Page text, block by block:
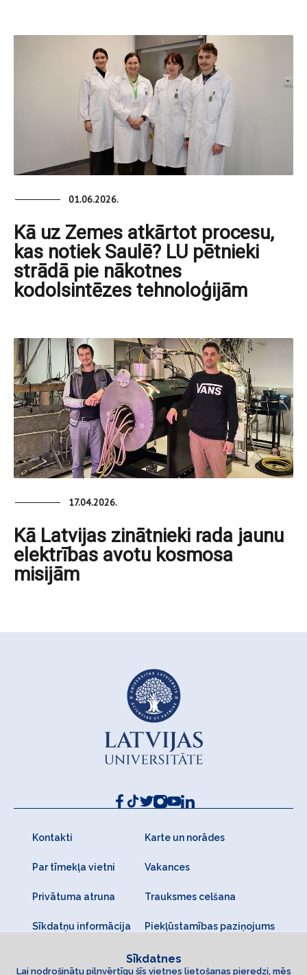
01.06.2026.
Kā uz Zemes atkārtot procesu,
kas notiek Saulē? LU pētnieki
strādā pie nākotnes
kodolsintēzes tehnoloģijām
17.04.2026.
Kā Latvijas zinātnieki rada jaunu
elektrības avotu kosmosa
misijām
Kontakti Karte un norādes
Par tīmekļa vietni Vakances
Privātuma atruna Trauksmes celšana
Sīkdatņu informācija Piekļūstamības paziņojums
Sīkdatnes
Lai nodrošinātu pilnvērtīgu šīs vietnes lietošanas pieredzi, mēs